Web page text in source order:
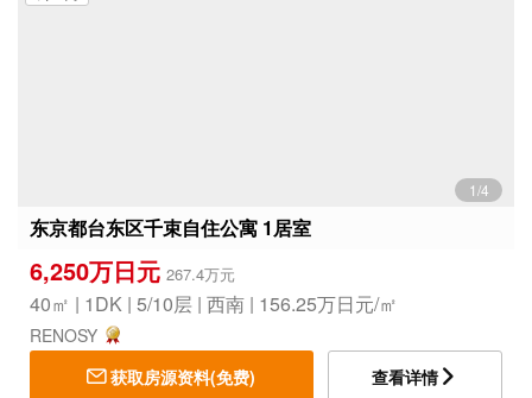
1/4
东京都台东区千束自住公寓 1居室
6,250万日元 267.4万元
40㎡ | 1DK | 5/10层 | 西南 | 156.25万日元/㎡
RENOSY
获取房源资料(免费)
查看详情